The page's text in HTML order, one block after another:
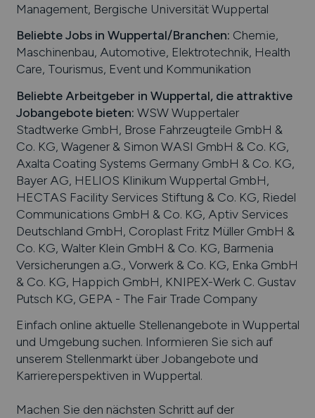
Management, Bergische Universität Wuppertal
Beliebte Jobs in Wuppertal/Branchen: Chemie,
Maschinenbau, Automotive, Elektrotechnik, Health
Care, Tourismus, Event und Kommunikation
Beliebte Arbeitgeber in Wuppertal, die attraktive
Jobangebote bieten: WSW Wuppertaler
Stadtwerke GmbH, Brose Fahrzeugteile GmbH &
Co. KG, Wagener & Simon WASI GmbH & Co. KG,
Axalta Coating Systems Germany GmbH & Co. KG,
Bayer AG, HELIOS Klinikum Wuppertal GmbH,
HECTAS Facility Services Stiftung & Co. KG, Riedel
Communications GmbH & Co. KG, Aptiv Services
Deutschland GmbH, Coroplast Fritz Müller GmbH &
Co. KG, Walter Klein GmbH & Co. KG, Barmenia
Versicherungen a.G., Vorwerk & Co. KG, Enka GmbH
& Co. KG, Happich GmbH, KNIPEX-Werk C. Gustav
Putsch KG, GEPA - The Fair Trade Company
Einfach online aktuelle Stellenangebote in Wuppertal
und Umgebung suchen. Informieren Sie sich auf
unserem Stellenmarkt über Jobangebote und
Karriereperspektiven in Wuppertal.
Machen Sie den nächsten Schritt auf der